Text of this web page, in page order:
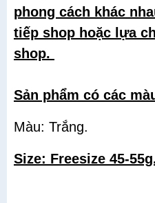
phong cách khác
tiếp shop hoặc lựa
shop.
Sản phẩm có các
Màu: Trắng.
Size: Freesize 45-